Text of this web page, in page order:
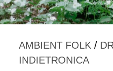
AMBIENT FOLK /
INDIETRONICA